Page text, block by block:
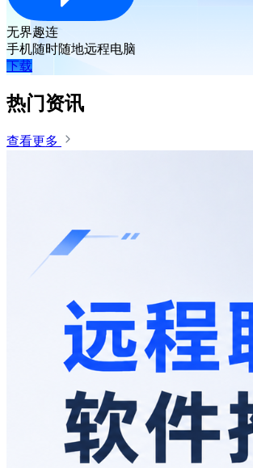
无界趣连
手机随时随地远程电脑
下载
热门资讯
查看更多